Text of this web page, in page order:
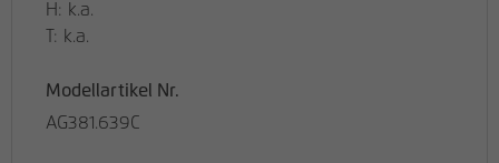
H: k.a.
T: k.a.
Modellartikel Nr.
AG381.639C